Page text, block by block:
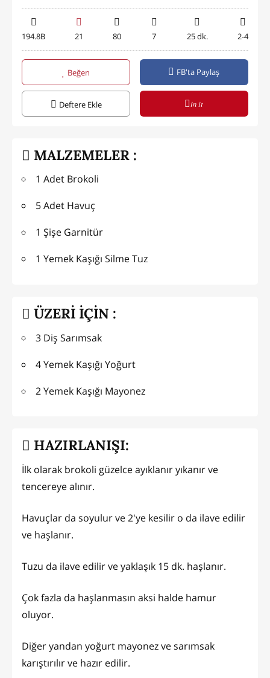
194.8B 21 80 7 25 dk. 2-4
Beğen FB'ta Paylaş
Deftere Ekle in it
MALZEMELER :
1 Adet Brokoli
5 Adet Havuç
1 Şişe Garnitür
1 Yemek Kaşığı Silme Tuz
ÜZERİ İÇİN :
3 Diş Sarımsak
4 Yemek Kaşığı Yoğurt
2 Yemek Kaşığı Mayonez
HAZIRLANIŞI:
İlk olarak brokoli güzelce ayıklanır yıkanır ve
tencereye alınır.
Havuçlar da soyulur ve 2'ye kesilir o da ilave edilir
ve haşlanır.
Tuzu da ilave edilir ve yaklaşık 15 dk. haşlanır.
Çok fazla da haşlanmasın aksi halde hamur
oluyor.
Diğer yandan yoğurt mayonez ve sarımsak
karıştırılır ve hazır edilir.